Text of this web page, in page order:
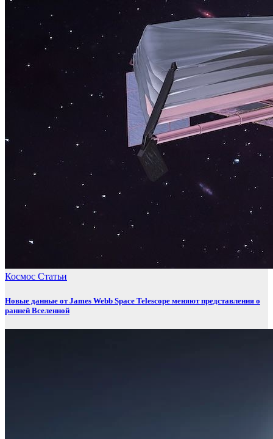
Космос Статьи
Новые данные от James Webb Space Telescope меняют представления о
ранней Вселенной